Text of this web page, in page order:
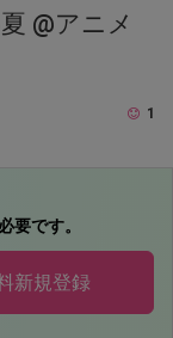
@アニメ
1
要です。
新規登録